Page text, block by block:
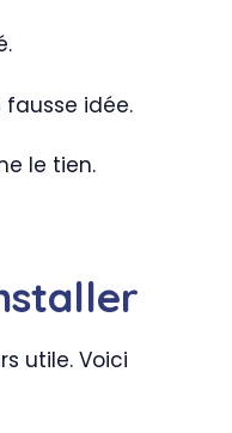
fausse idée.
le tien.
utile. Voici